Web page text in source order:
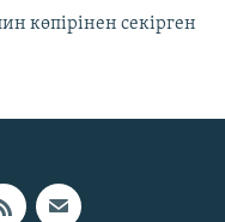
көпірінен секірген